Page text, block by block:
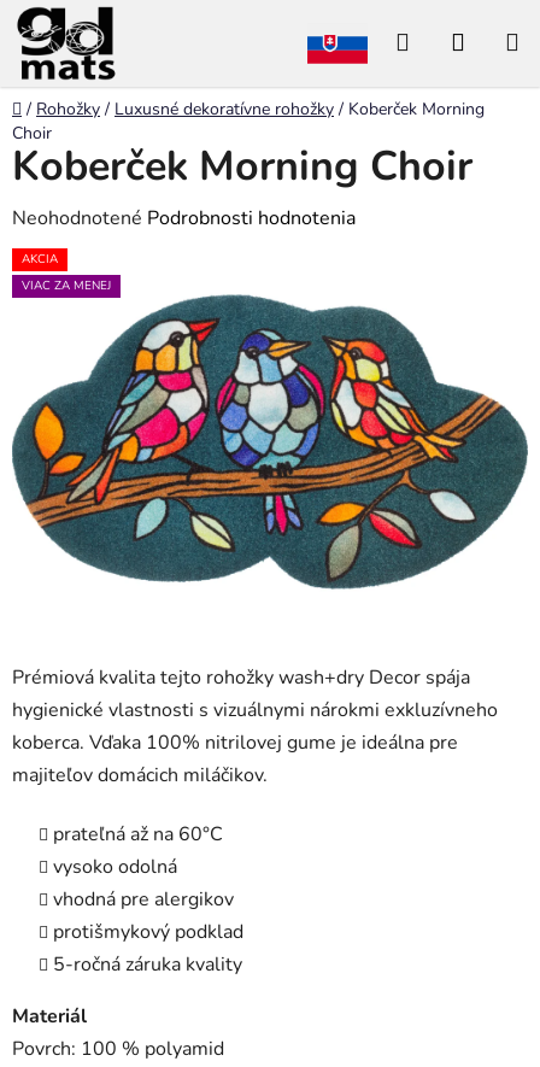
Prejsť
na
obsah
Hľadať
Domov
/ Rohožky / Luxusné dekoratívne rohožky / Koberček Morning
Choir
Prémiová kvalita tejto rohožky wash+dry Decor spája
hygienické vlastnosti s vizuálnymi nárokmi exkluzívneho
koberca. Vďaka 100% nitrilovej gume je ideálna pre
majiteľov domácich miláčikov.
prateľná až na 60°C
vysoko odolná
vhodná pre alergikov
protišmykový podklad
5-ročná záruka kvality
Materiál
Povrch: 100 % polyamid
Koberček Morning Choir
Priemerné
hodnotenie
produktu
5
hviezdičiek.
Neohodnotené Podrobnosti hodnotenia
AKCIA
VIAC ZA MENEJ